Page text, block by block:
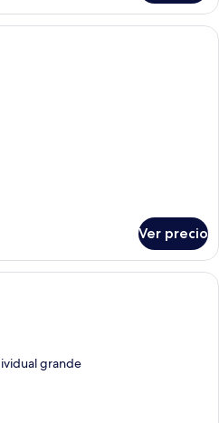
Una cama bien hecha con dos
Ver precio
Un dormitorio con cama, mesitas de
grande